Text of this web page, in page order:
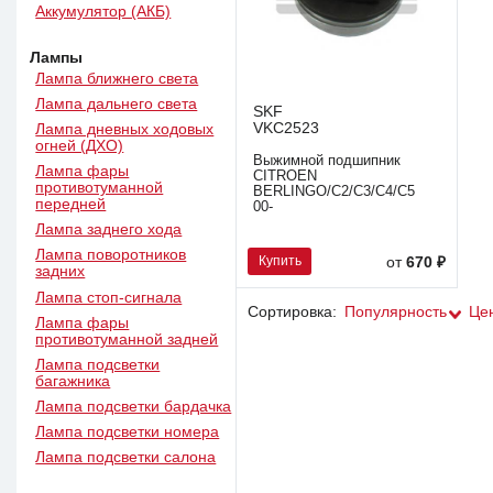
Аккумулятор (АКБ)
Лампы
Лампа ближнего света
Лампа дальнего света
Лампа дневных ходовых
огней (ДХО)
Лампа фары
противотуманной
передней
Лампа заднего хода
Лампа поворотников
задних
Лампа стоп-сигнала
Лампа фары
противотуманной задней
Лампа подсветки
багажника
Лампа подсветки бардачка
Лампа подсветки номера
Лампа подсветки салона
SKF
VKC2523
Выжимной подшипник
CITROEN
BERLINGO/C2/C3/C4/C5
00-
Купить от670 ₽
Сортировка: Популярность